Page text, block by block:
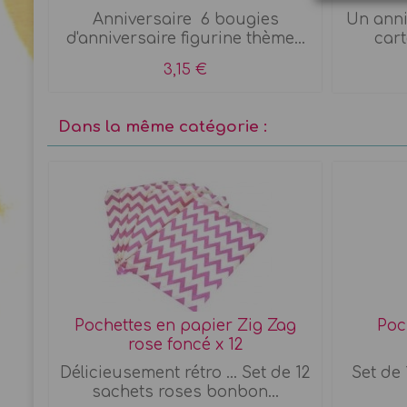
Anniversaire 6 bougies
d'anniversaire figurine thème...
3,15 €
Un
Dans la même catégorie :
Pochettes en papier Zig Zag
rose foncé x 12
Délicieusement rétro ... Set de 12
sachets roses bonbon...
Set de